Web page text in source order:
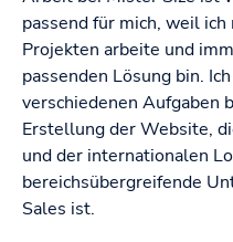
passend für mich, weil
Projekten arbeite und
passenden Lösung bin.
verschiedenen Aufgaben
Erstellung der Website,
und der internationalen
bereichsübergreifende
Sales ist.